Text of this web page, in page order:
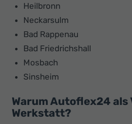
Heilbronn
Neckarsulm
Bad Rappenau
Bad Friedrichshall
Mosbach
Sinsheim
Warum Autoflex24 als
Werkstatt?